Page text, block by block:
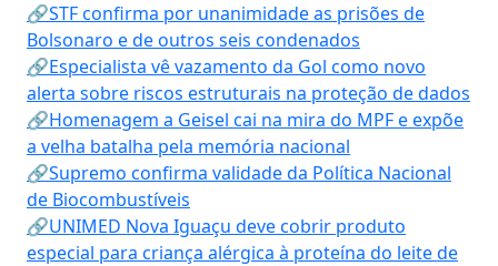
🔗STF confirma por unanimidade as prisões de
Bolsonaro e de outros seis condenados
🔗Especialista vê vazamento da Gol como novo
alerta sobre riscos estruturais na proteção de dados
🔗Homenagem a Geisel cai na mira do MPF e expõe
a velha batalha pela memória nacional
🔗Supremo confirma validade da Política Nacional
de Biocombustíveis
🔗UNIMED Nova Iguaçu deve cobrir produto
especial para criança alérgica à proteína do leite de